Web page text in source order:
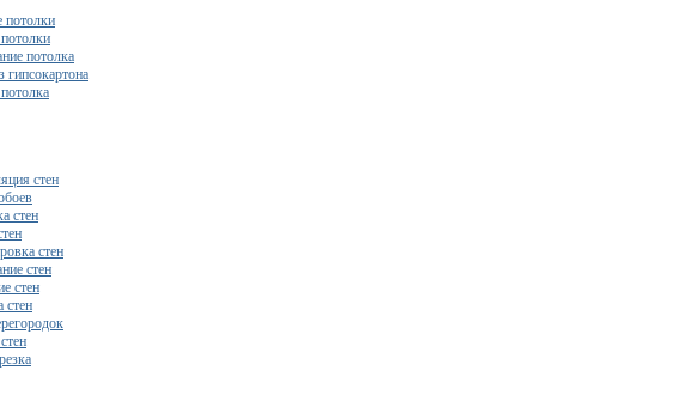
потолки
потолка
гипсокартона
стен
стен
стен
стен
стен
стен